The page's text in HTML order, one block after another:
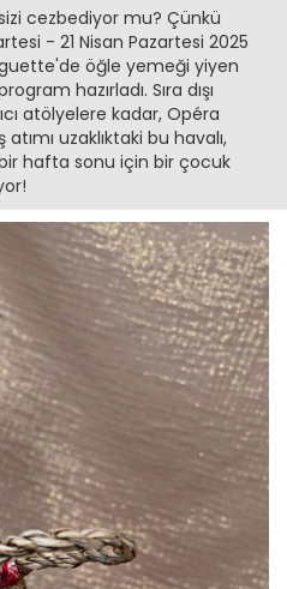
cezbediyor mu? Çünkü
- 21 Nisan Pazartesi 2025
öğle yemeği yiyen
hazırladı. Sıra dışı
atölyelere kadar, Opéra
uzaklıktaki bu havalı,
hafta sonu için bir çocuk